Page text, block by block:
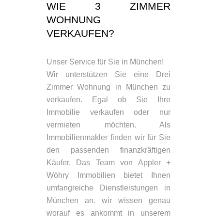
WIE 3 ZIMMER
WOHNUNG
VERKAUFEN?
Unser Service für Sie in München!
Wir unterstützen Sie eine Drei
Zimmer Wohnung in München zu
verkaufen. Egal ob Sie Ihre
Immobilie verkaufen oder nur
vermieten möchten. Als
Immobilienmakler finden wir für Sie
den passenden finanzkräftigen
Käufer. Das Team von Appler +
Wöhry Immobilien bietet Ihnen
umfangreiche Dienstleistungen in
München an. wir wissen genau
worauf es ankommt in unserem